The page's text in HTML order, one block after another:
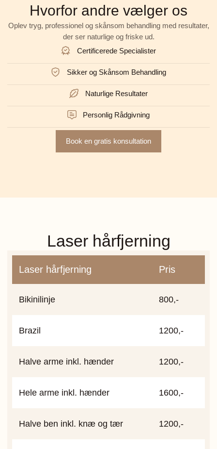
Hvorfor andre vælger os
Oplev tryg, professionel og skånsom behandling med resultater,
der ser naturlige og friske ud.
Certificerede Specialister
Sikker og Skånsom Behandling
Naturlige Resultater
Personlig Rådgivning
Book en gratis konsultation
Laser hårfjerning
Laser hårfjerning Pris
Bikinilinje 800,-
Brazil 1200,-
Halve arme inkl. hænder 1200,-
Hele arme inkl. hænder 1600,-
Halve ben inkl. knæ og tær 1200,-